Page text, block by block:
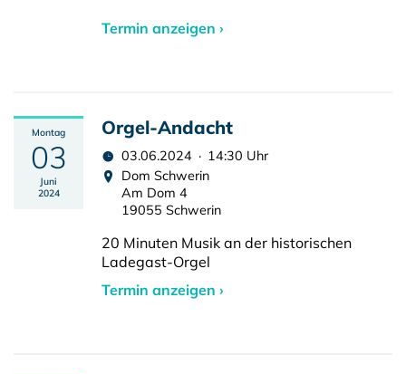
Termin anzeigen ›
Montag
03
Juni
2024
Orgel-Andacht
03.06.2024 · 14:30 Uhr
Dom Schwerin
Am Dom 4
19055 Schwerin
20 Minuten Musik an der historischen
Ladegast-Orgel
Termin anzeigen ›